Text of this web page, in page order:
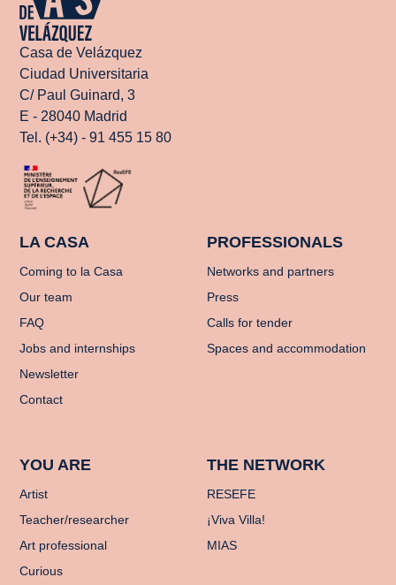
Casa de Velázquez
Ciudad Universitaria
C/ Paul Guinard, 3
E - 28040 Madrid
Tel. (+34) - 91 455 15 80
LA CASA
Coming to la Casa
Our team
FAQ
Jobs and internships
Newsletter
Contact
PROFESSIONALS
Networks and partners
Press
Calls for tender
Spaces and accommodation
YOU ARE
Artist
Teacher/researcher
Art professional
Curious
THE NETWORK
RESEFE
¡Viva Villa!
MIAS